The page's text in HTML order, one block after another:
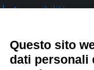
Accessibilità
TEP spa
Questo sito
dati personali